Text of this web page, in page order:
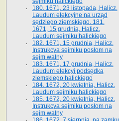
180. 1671, 23 listopada, Halicz.
Laudum elekcyjne na urząd
sędziego ziemskiego. 181.
1671, 15 grudnia, Halicz.
Laudum sejmiku halickiego
182. 1671, 15 grudnia, Halicz.
Instrukcya sejmiku posłom na
sejm walny
183. 1671, 17 grudnia, Halicz.
Laudum elekcyi podsędka
ziemskiego halickiego
184. 1672, 20 kwietnia, Halicz.
Laudum sejmiku halickiego
185. 1672, 20 kwietnia, Halicz.
Instrukcya sejmiku posłom na
sejm walny